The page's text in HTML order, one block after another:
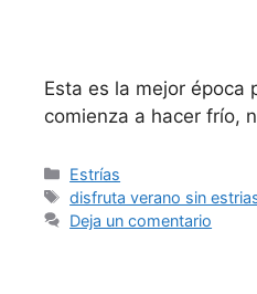
Esta es la mejor época
comienza a hacer frío,
Estrías
disfruta verano sin
Deja un comentario